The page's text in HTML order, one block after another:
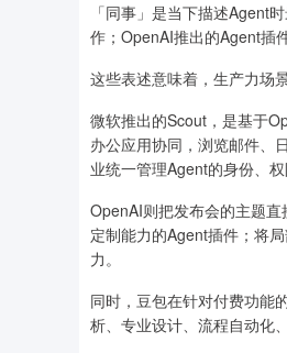
「同事」是当下描述Agent
作；OpenAI推出的Agent插
这些表述意味着，生产力场
微软推出的Scout，是基于
办公应用协同，浏览邮件、
业统一管理Agent的身份、权
OpenAI则把发布会的主题
定制能力的Agent插件；将
力。
同时，豆包在针对付费功能
析、专业设计、流程自动化